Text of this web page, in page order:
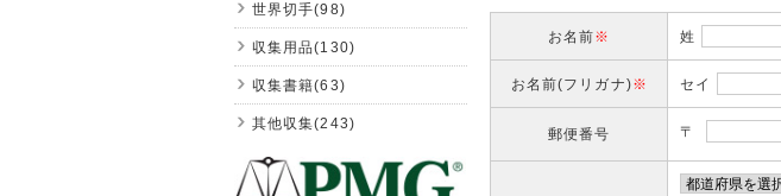
お名前※ 姓
お名前(フリガナ)※ セイ
郵便番号 〒
世界切手(98)
収集用品(130)
収集書籍(63)
其他収集(243)